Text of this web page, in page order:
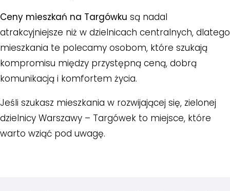
Ceny mieszkań na Targówku są nadal
atrakcyjniejsze niż w dzielnicach centralnych, dlatego
mieszkania te polecamy osobom, które szukają
kompromisu między przystępną ceną, dobrą
komunikacją i komfortem życia.
Jeśli szukasz mieszkania w rozwijającej się, zielonej
dzielnicy Warszawy – Targówek to miejsce, które
warto wziąć pod uwagę.